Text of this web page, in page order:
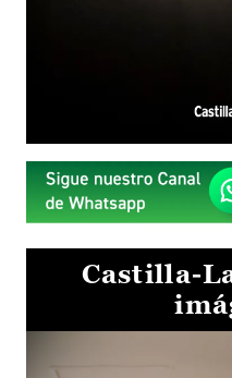
Castilla-